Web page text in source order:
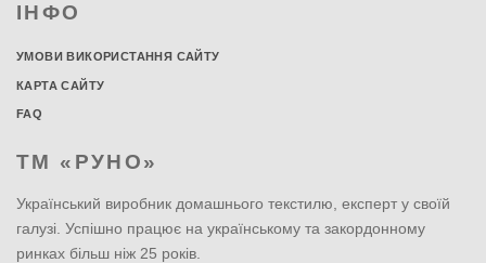
ІНФО
УМОВИ ВИКОРИСТАННЯ САЙТУ
КАРТА САЙТУ
FAQ
ТМ «РУНО»
Український виробник домашнього текстилю, експерт у своїй
галузі. Успішно працює на українському та закордонному
ринках більш ніж 25 років.